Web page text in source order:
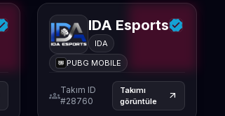
IDA Esports
IDA
PUBG MOBILE
groupsTakım ID
#28760
Takımı
görüntüle
arrow_outward